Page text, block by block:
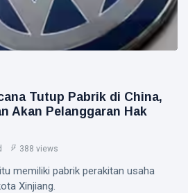
Tutup Pabrik di China,
Akan Pelanggaran Hak
388 views
memiliki pabrik perakitan usaha
Xinjiang.